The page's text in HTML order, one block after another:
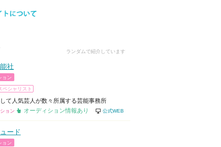
ランダムで紹介しています
社
ョン
ペシャリスト
て人気芸人が数々所属する芸能事務所
ョン オーディション情報あり 公式WEB
ード
ョン